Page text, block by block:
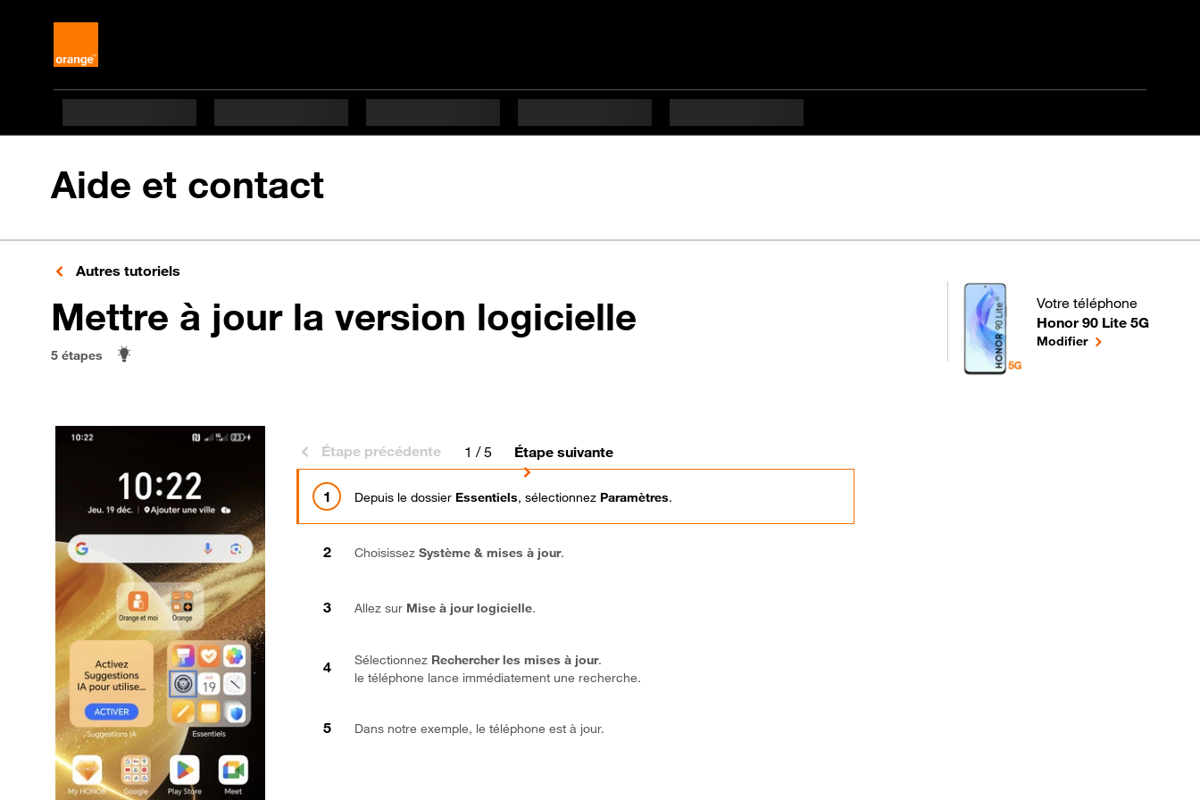
Aide et contact
Autres tutoriels
Mettre à jour la version logicielle en 5 étapes difficulté
5 étapes
Votre téléphone
Honor 90 Lite 5G
pour votre Honor 90 Lite
Modifierle téléphone
Étape précédente 1 / 5 Étape suivante
Depuis le dossier Essentiels, sélectionnez Paramètres.
ChoisissezSystème & mises à jour.
Allez sur Mise à jour logicielle.
Sélectionnez Rechercher les mises à jour.
le téléphone lance immédiatement une recherche.
Dans notre exemple, le téléphone est à jour.